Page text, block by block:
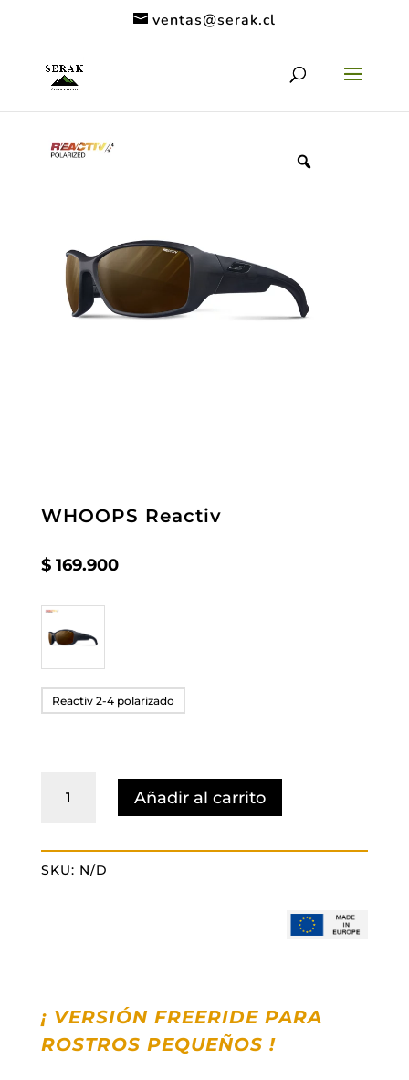
ventas@serak.cl
WHOOPS Reactiv
$169.900
Reactiv 2-4 polarizado
Añadir al carrito
SKU: N/D
¡ VERSIÓN FREERIDE PARA
ROSTROS PEQUEÑOS !